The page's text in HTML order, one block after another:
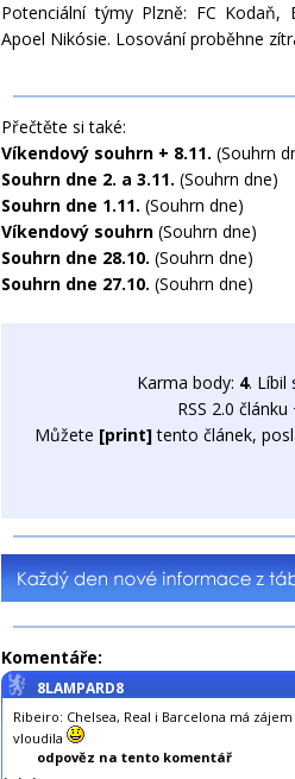
Potenciální týmy Plzně: FC
Apoel Nikósie. Losování proběhne
Přečtěte si také:
Víkendový souhrn + 8.11. (Souhrn
Souhrn dne 2. a 3.11. (Souhrn dne)
Souhrn dne 1.11. (Souhrn dne)
Víkendový souhrn (Souhrn dne)
Souhrn dne 28.10. (Souhrn dne)
Souhrn dne 27.10. (Souhrn dne)
Karma body: 4. Líbil
RSS 2.0
Můžete [print]tento článek,
Komentáře:
8LAMPARD8
Ribeiro: Chelsea, Real i Barcelona má zájem
vloudila
odpověz na tento komentář